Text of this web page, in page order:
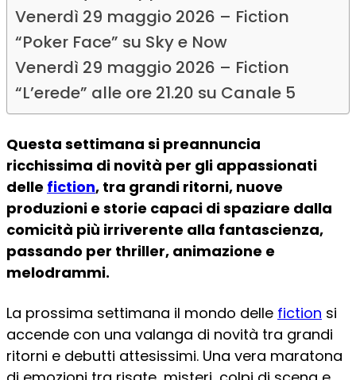
Venerdì 29 maggio 2026 – Fiction
“Poker Face” su Sky e Now
Venerdì 29 maggio 2026 – Fiction
“L’erede” alle ore 21.20 su Canale 5
Questa settimana si preannuncia
ricchissima di novità per gli appassionati
delle fiction, tra grandi ritorni, nuove
produzioni e storie capaci di spaziare dalla
comicità più irriverente alla fantascienza,
passando per thriller, animazione e
melodrammi.
La prossima settimana il mondo delle fiction si
accende con una valanga di novità tra grandi
ritorni e debutti attesissimi. Una vera maratona